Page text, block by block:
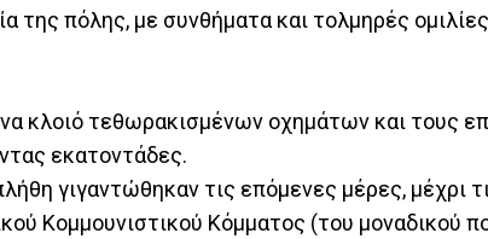
της πόλης, με συνθήματα και τολμηρές
κλοιό τεθωρακισμένων οχημάτων και τους
εκατοντάδες.
γιγαντώθηκαν τις επόμενες μέρες, μέχρι
Κομμουνιστικού Κόμματος (του μοναδικού